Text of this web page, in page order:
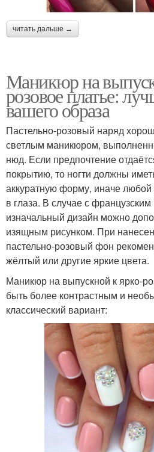
читать дальше →
Маникюр на
розовое платье:
вашего образа
Пастельно-розовый наряд
светлым маникюром,
нюд. Если предпочтение
покрытию, то ногти должны
аккуратную форму, иначе любой
в глаза. В случае с
изначальный дизайн можно
изящным рисунком. При
пастельно-розовый фон
жёлтый или другие яркие цвета.
Маникюр на выпускной к ярко-
быть более контрастным и
классический вариант: